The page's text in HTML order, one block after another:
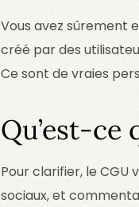
Vous avez sûrement
créé par des
Ce sont de vraies
Qu’est-ce
Pour clarifier, le CGU
sociaux, et